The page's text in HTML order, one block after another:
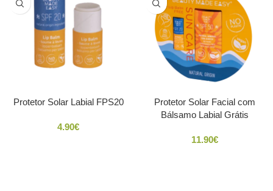
Protetor Solar Labial FPS20
4.90€
Protetor Solar Facial com
Bálsamo Labial Grátis
11.90€